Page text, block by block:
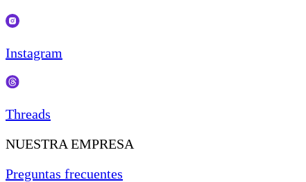
Instagram
Threads
NUESTRA EMPRESA
Preguntas frecuentes